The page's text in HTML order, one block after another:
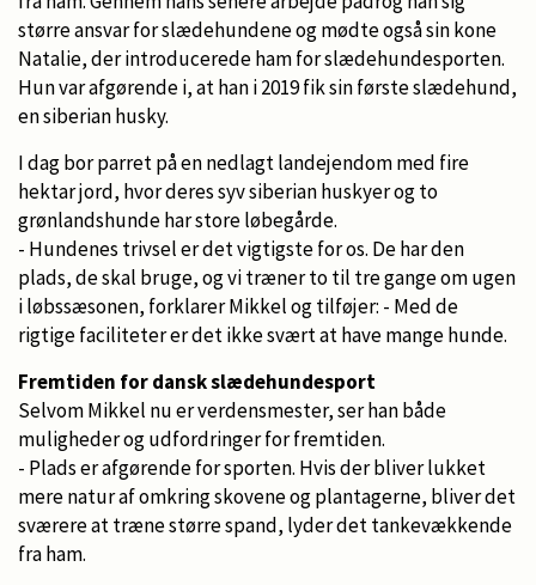
større ansvar for slædehundene og mødte også sin kone
Natalie, der introducerede ham for slædehundesporten.
Hun var afgørende i, at han i 2019 fik sin første slædehund,
en siberian husky.
I dag bor parret på en nedlagt landejendom med fire
hektar jord, hvor deres syv siberian huskyer og to
grønlandshunde har store løbegårde.
- Hundenes trivsel er det vigtigste for os. De har den
plads, de skal bruge, og vi træner to til tre gange om ugen
i løbssæsonen, forklarer Mikkel og tilføjer: - Med de
rigtige faciliteter er det ikke svært at have mange hunde.
Fremtiden for dansk slædehundesport
Selvom Mikkel nu er verdensmester, ser han både
muligheder og udfordringer for fremtiden.
- Plads er afgørende for sporten. Hvis der bliver lukket
mere natur af omkring skovene og plantagerne, bliver det
sværere at træne større spand, lyder det tankevækkende
fra ham.